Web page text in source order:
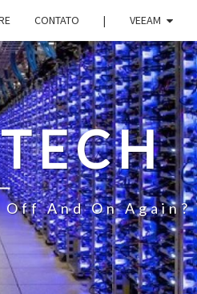
CONTATO | VEEAM
And On Again?